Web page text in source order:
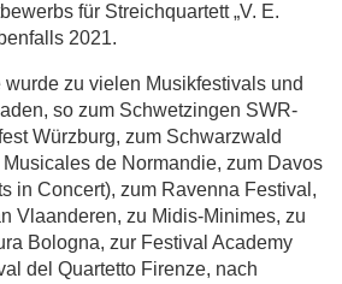
für Streichquartett „V. E.
2021.
zu vielen Musikfestivals und
so zum Schwetzingen SWR-
Würzburg, zum Schwarzwald
de Normandie, zum Davos
in Concert), zum Ravenna Festival,
Vlaanderen, zu Midis-Minimes, zu
Bologna, zur Festival Academy
del Quartetto Firenze, nach